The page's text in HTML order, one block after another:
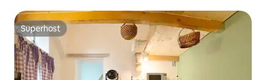
Superhost
Superhost